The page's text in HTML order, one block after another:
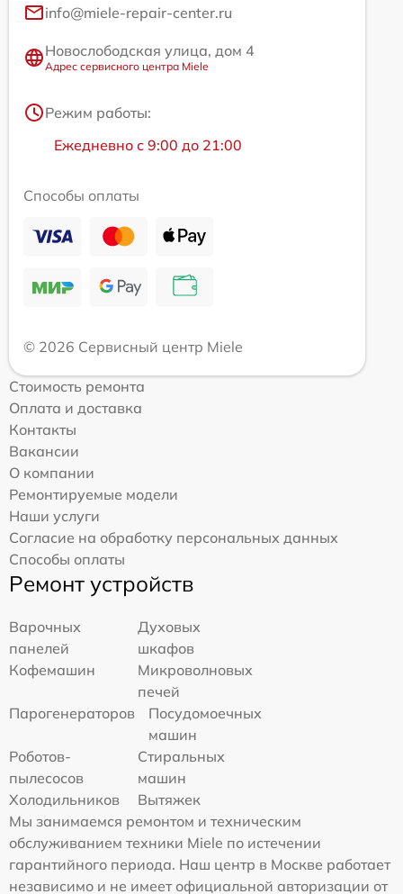
info@miele-repair-center.ru
Новослободская улица, дом 4
Адрес сервисного центра Miele
Режим работы:
Ежедневно с 9:00 до 21:00
Способы оплаты
© 2026 Сервисный центр Miele
Стоимость ремонта
Оплата и доставка
Контакты
Вакансии
О компании
Ремонтируемые модели
Наши услуги
Согласие на обработку персональных данных
Способы оплаты
Ремонт устройств
Варочных
панелей
Духовых
шкафов
Кофемашин
Микроволновых
печей
Парогенераторов
Посудомоечных
машин
Роботов-
пылесосов
Стиральных
машин
Холодильников
Вытяжек
Мы занимаемся ремонтом и техническим
обслуживанием техники Miele по истечении
гарантийного периода. Наш центр в Москве работает
независимо и не имеет официальной авторизации от